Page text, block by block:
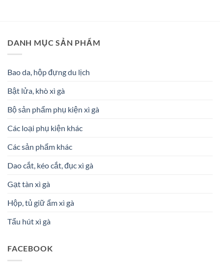
DANH MỤC SẢN PHẨM
Bao da, hộp đựng du lịch
Bật lửa, khò xì gà
Bộ sản phẩm phụ kiện xì gà
Các loại phụ kiện khác
Các sản phẩm khác
Dao cắt, kéo cắt, đục xì gà
Gạt tàn xì gà
Hộp, tủ giữ ẩm xì gà
Tẩu hút xì gà
FACEBOOK